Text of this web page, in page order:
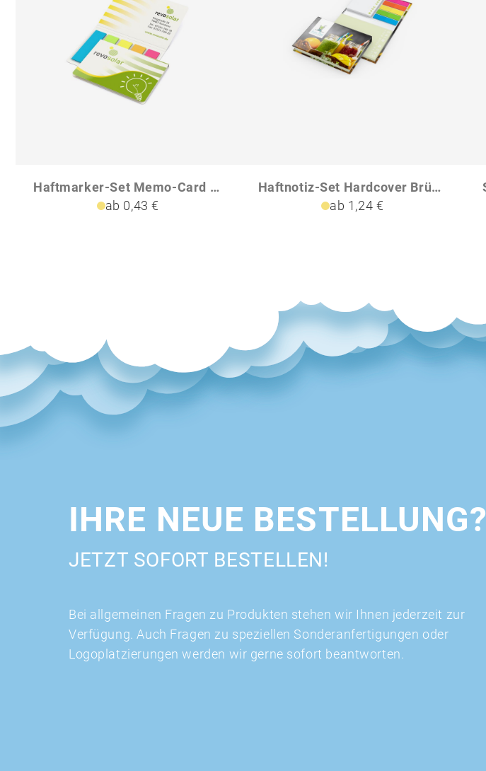
Haftmarker-Set Memo-Card RECYCLING Naturkarton-Umschlag
ab 0,43 €
Haftnotiz-Set Hardcover Brüssel 5050 Haftzettel
ab 1,24 €
IHRE NEUE BESTELLUNG?
JETZT SOFORT BESTELLEN!
Bei allgemeinen Fragen zu Produkten stehen wir Ihnen jederzeit zur
Verfügung. Auch Fragen zu speziellen Sonderanfertigungen oder
Logoplatzierungen werden wir gerne sofort beantworten.